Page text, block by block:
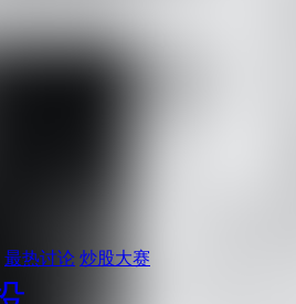
最热讨论 炒股大赛